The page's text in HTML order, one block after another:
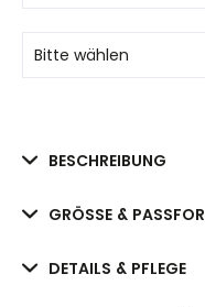
BESCHREIBUNG
GRÖSSE & PASSFORM
DETAILS & PFLEGE